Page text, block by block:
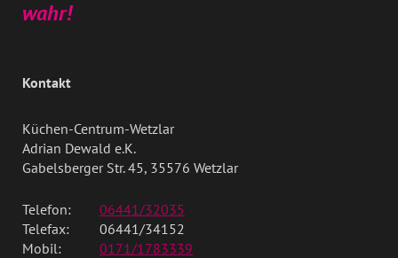
wahr!
Kontakt
Küchen-Centrum-Wetzlar
Adrian Dewald e.K.
Gabelsberger Str. 45, 35576 Wetzlar
Telefon:
06441/32035
Telefax:
06441/34152
Mobil:
0171/1783339